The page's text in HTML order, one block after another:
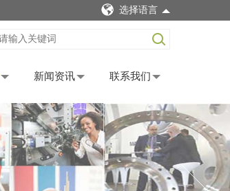
选择语言
新闻资讯 联系我们